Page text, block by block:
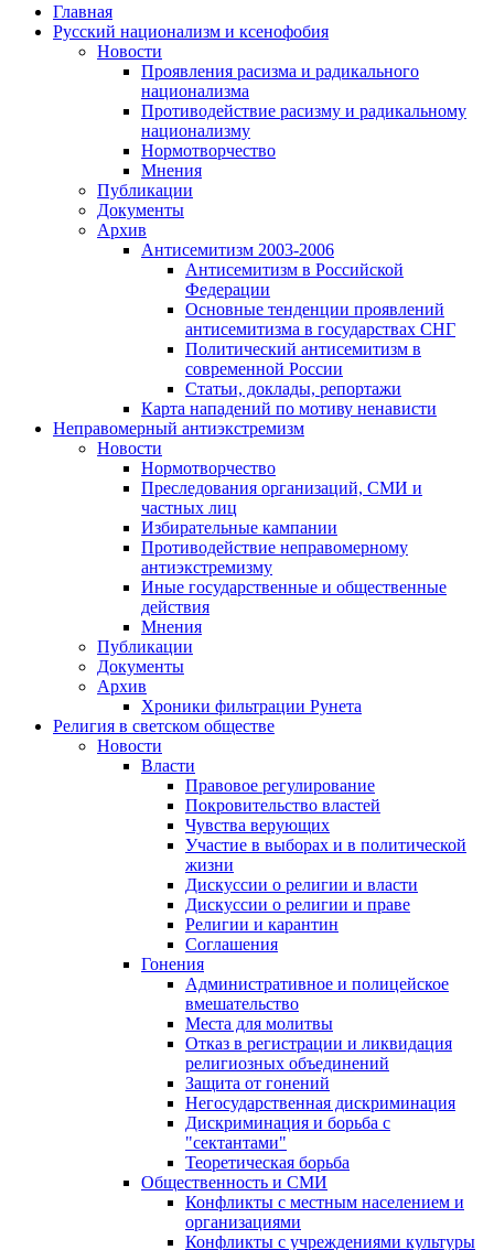
Главная
Русский национализм и ксенофобия
Новости
Проявления расизма и радикального
национализма
Противодействие расизму и радикальному
национализму
Нормотворчество
Мнения
Публикации
Документы
Архив
Антисемитизм 2003-2006
Антисемитизм в Российской
Федерации
Основные тенденции проявлений
антисемитизма в государствах СНГ
Политический антисемитизм в
современной России
Статьи, доклады, репортажи
Карта нападений по мотиву ненависти
Неправомерный антиэкстремизм
Новости
Нормотворчество
Преследования организаций, СМИ и
частных лиц
Избирательные кампании
Противодействие неправомерному
антиэкстремизму
Иные государственные и общественные
действия
Мнения
Публикации
Документы
Архив
Хроники фильтрации Рунета
Религия в светском обществе
Новости
Власти
Правовое регулирование
Покровительство властей
Чувства верующих
Участие в выборах и в политической
жизни
Дискуссии о религии и власти
Дискуссии о религии и праве
Религии и карантин
Соглашения
Гонения
Административное и полицейское
вмешательство
Места для молитвы
Отказ в регистрации и ликвидация
религиозных объединений
Защита от гонений
Негосударственная дискриминация
Дискриминация и борьба с
"сектантами"
Теоретическая борьба
Общественность и СМИ
Конфликты с местным населением и
организациями
Конфликты с учреждениями культуры